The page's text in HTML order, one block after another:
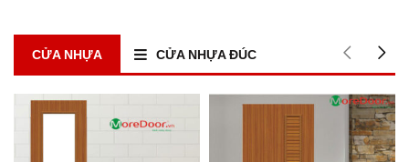
CỬA NHỰA CỬA NHỰA ĐÚC